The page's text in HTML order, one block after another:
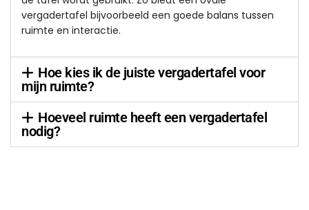
vergadertafel bijvoorbeeld een goede balans tussen
ruimte en interactie.
Hoe kies ik de juiste vergadertafel voor
mijn ruimte?
Hoeveel ruimte heeft een vergadertafel
nodig?